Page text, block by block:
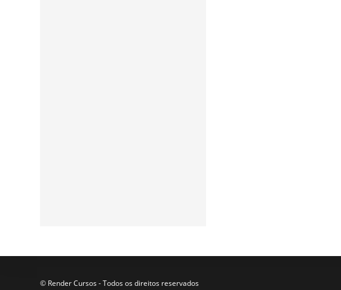
© Render Cursos - Todos os direitos reservados